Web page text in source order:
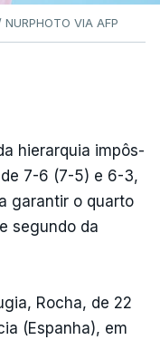
VIA AFP
hierarquia impôs-
7-6 (7-5) e 6-3,
garantir o quarto
segundo da
Rocha, de 22
(Espanha), em